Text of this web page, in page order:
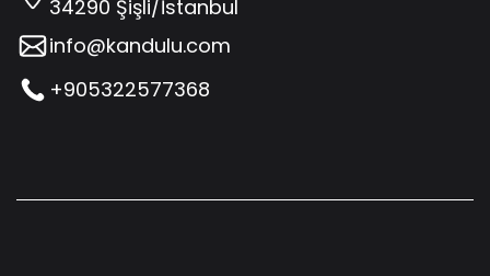
34290 Şişli/İstanbul
info@kandulu.com
+905322577368